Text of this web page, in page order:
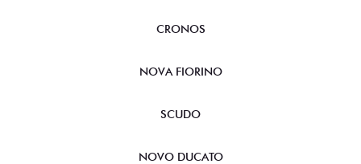
CRONOS
NOVA FIORINO
SCUDO
NOVO DUCATO